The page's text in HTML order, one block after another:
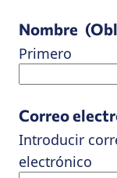
Nombre
Primero
Correo
Introducir
electrónico